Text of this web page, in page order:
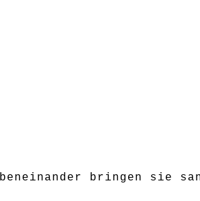
bringen sie